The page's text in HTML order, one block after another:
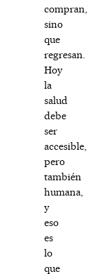
compran,
sino
que
regresan.
Hoy
la
salud
debe
ser
accesible,
pero
también
humana,
y
eso
es
lo
que